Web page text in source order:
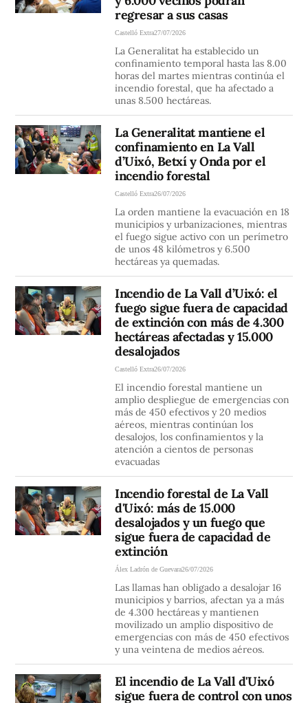
regresar a sus casas
Castelló Extra27/07/2026
La Generalitat ha establecido un
confinamiento temporal hasta las 8.00
horas del martes mientras continúa el
incendio forestal, que ha afectado a
unas 8.500 hectáreas.
La Generalitat mantiene el
confinamiento en La Vall
d’Uixó, Betxí y Onda por el
incendio forestal
Castelló Extra26/07/2026
La orden mantiene la evacuación en 18
municipios y urbanizaciones, mientras
el fuego sigue activo con un perímetro
de unos 48 kilómetros y 6.500
hectáreas ya quemadas.
Incendio de La Vall d’Uixó: el
fuego sigue fuera de capacidad
de extinción con más de 4.300
hectáreas afectadas y 15.000
desalojados
Castelló Extra26/07/2026
El incendio forestal mantiene un
amplio despliegue de emergencias con
más de 450 efectivos y 20 medios
aéreos, mientras continúan los
desalojos, los confinamientos y la
atención a cientos de personas
evacuadas
Incendio forestal de La Vall
d'Uixó: más de 15.000
desalojados y un fuego que
sigue fuera de capacidad de
extinción
Álex Ladrón de Guevara26/07/2026
Las llamas han obligado a desalojar 16
municipios y barrios, afectan ya a más
de 4.300 hectáreas y mantienen
movilizado un amplio dispositivo de
emergencias con más de 450 efectivos
y una veintena de medios aéreos.
El incendio de La Vall d'Uixó
sigue fuera de control con unos